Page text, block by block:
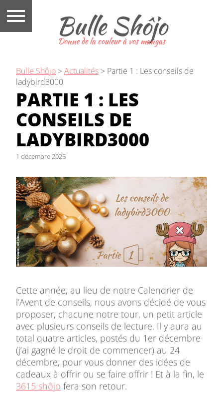
Bulle Shôjo
Donne de la couleur à vos mangas
Bulle Shôjo >Actualités > Partie 1 : Les conseils de
ladybird3000
PARTIE 1 : LES
CONSEILS DE
LADYBIRD3000
1 décembre 2025
Cette année, au lieu de notre Calendrier de
l’Avent de conseils, nous avons décidé de vous
proposer, chacune notre tour, un petit article
avec plusieurs conseils de lecture. Il y aura au
total quatre articles, postés du 1er décembre
(j’ai gagné le droit de commencer) au 24
décembre, pour vous donner des idées de
cadeaux à offrir ou se faire offrir ! Et à la fin, le
3615 shôjo fera son retour.